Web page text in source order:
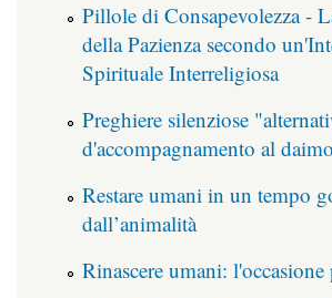
Pillole di Consapevolezza -
della Pazienza secondo
Spirituale Interreligiosa
Preghiere silenziose
d'accompagnamento al
Restare umani in un tempo
dall’animalità
Rinascere umani: